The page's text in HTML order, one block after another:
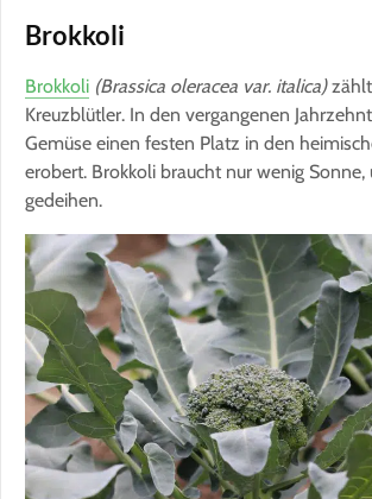
Brokkoli
Brokkoli (Brassica oleracea var. italica)zählt
Kreuzblütler. In den vergangenen
Gemüse einen festen Platz in den
erobert. Brokkoli braucht nur wenig Sonne,
gedeihen.